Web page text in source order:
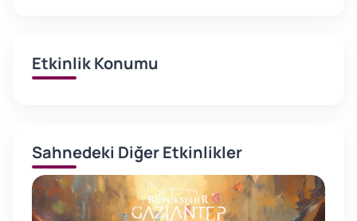
Etkinlik Konumu
Sahnedeki Diğer Etkinlikler